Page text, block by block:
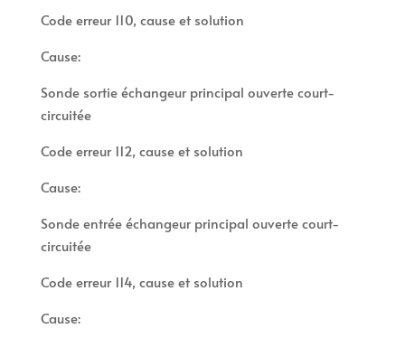
Code erreur 110, cause et solution
Cause:
Sonde sortie échangeur principal ouverte court-
circuitée
Code erreur 112, cause et solution
Cause:
Sonde entrée échangeur principal ouverte court-
circuitée
Code erreur 114, cause et solution
Cause: